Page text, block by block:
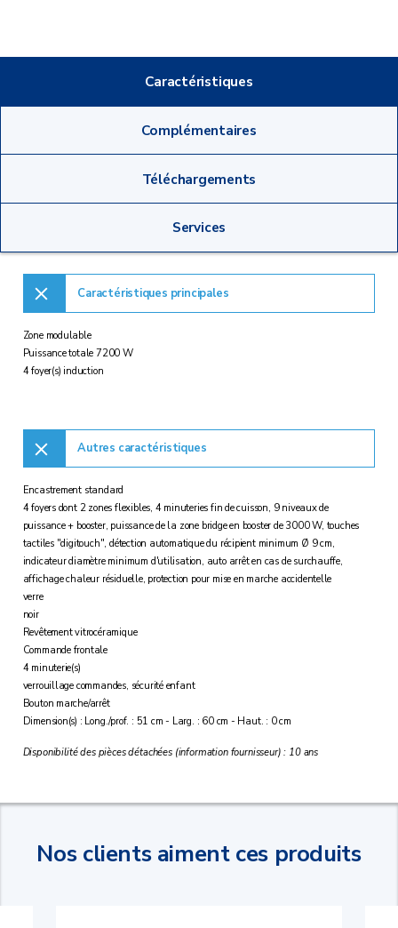
Caractéristiques
Complémentaires
Téléchargements
Services
Caractéristiques principales
Zone modulable
Puissance totale 7200 W
4 foyer(s) induction
Autres caractéristiques
Encastrement standard
4 foyers dont 2 zones flexibles, 4 minuteries fin de cuisson, 9 niveaux de
puissance + booster, puissance de la zone bridge en booster de 3000 W, touches
tactiles "digitouch", détection automatique du récipient minimum Ø 9 cm,
indicateur diamètre minimum d'utilisation, auto arrêt en cas de surchauffe,
affichage chaleur résiduelle, protection pour mise en marche accidentelle
verre
noir
Revêtement vitrocéramique
Commande frontale
4 minuterie(s)
verrouillage commandes, sécurité enfant
Bouton marche/arrêt
Dimension(s) : Long./prof. : 51 cm - Larg. : 60 cm - Haut. : 0 cm
Disponibilité des pièces détachées (information fournisseur) : 10 ans
Nos clients aiment ces produits